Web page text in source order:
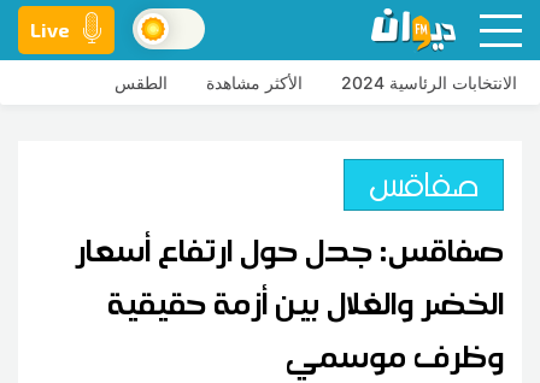
Live
الانتخابات الرئاسية 2024 الأكثر مشاهدة الطقس
صفاقس
صفاقس: جدل حول ارتفاع أسعار
الخضر والغلال بين أزمة حقيقية
وظرف موسمي